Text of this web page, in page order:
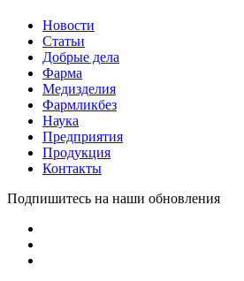
Новости
Статьи
Добрые дела
Фарма
Медизделия
Фармликбез
Наука
Предприятия
Продукция
Контакты
Подпишитесь на наши обновления